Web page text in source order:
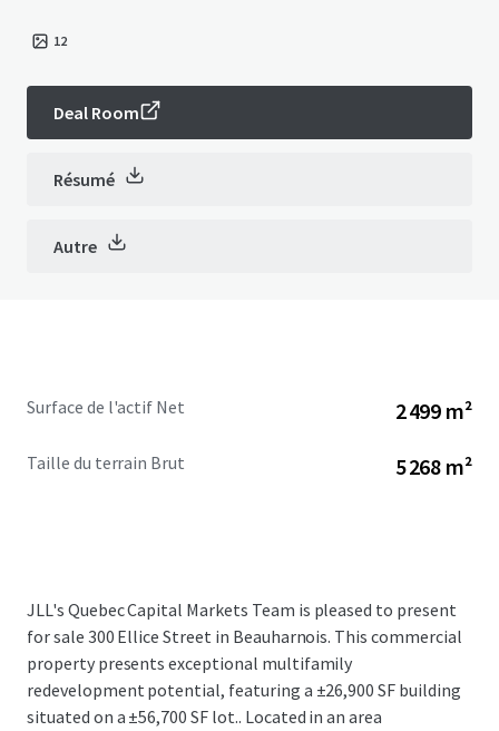
12
Deal Room
Résumé
Autre
Surface de l'actif Net 2 499 m²
Taille du terrain Brut 5 268 m²
JLL's Quebec Capital Markets Team is pleased to present
for sale 300 Ellice Street in Beauharnois. This commercial
property presents exceptional multifamily
redevelopment potential, featuring a ±26,900 SF building
situated on a ±56,700 SF lot.. Located in an area